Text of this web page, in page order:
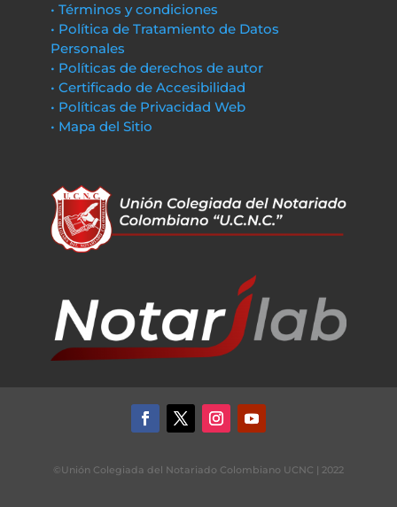
• Términos y condiciones
• Política de Tratamiento de Datos
Personales
• Políticas de derechos de autor
• Certificado de Accesibilidad
• Políticas de Privacidad Web
• Mapa del Sitio
©Unión Colegiada del Notariado Colombiano UCNC | 2022